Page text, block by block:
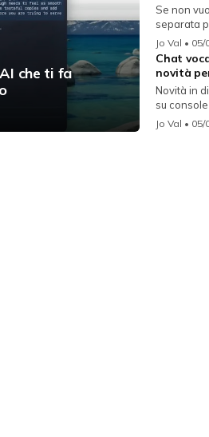
che ti fa
Se non
separata
Jo Val • 05/
Chat
novità
Novità in
su console
Jo Val • 05/